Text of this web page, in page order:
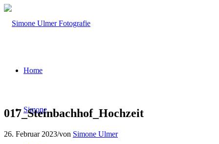
Home
Simone
017_Steinbachhof_Hochzeit
26. Februar 2023/von Simone Ulmer